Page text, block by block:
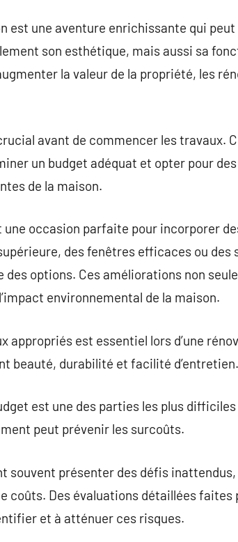
est une aventure enrichissante qui
son esthétique, mais aussi sa
la valeur de la propriété, les
avant de commencer les travaux.
un budget adéquat et opter pour
de la maison.
occasion parfaite pour incorporer
des fenêtres efficaces ou
options. Ces améliorations non
environnemental de la maison.
appropriés est essentiel lors d’une
beauté, durabilité et facilité d’entretien.
est une des parties les plus
peut prévenir les surcoûts.
souvent présenter des défis
coûts. Des évaluations détaillées
et à atténuer ces risques.